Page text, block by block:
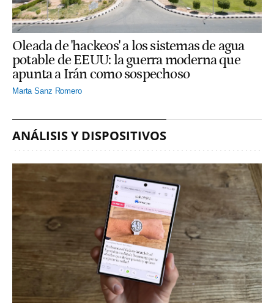
Oleada de 'hackeos' a los sistemas de agua
potable de EEUU: la guerra moderna que
apunta a Irán como sospechoso
Marta Sanz Romero
ANÁLISIS Y DISPOSITIVOS